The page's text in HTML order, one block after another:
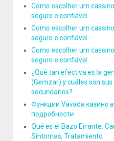
Como escolher um
seguro e confiável
Como escolher um
seguro e confiável
Como escolher um
seguro e confiável
¿Qué tan efectiva es la
(Gemzar) y cuáles son
secundarios?
Функции Vavada казино
подробности
Qué es el Bazo Errante:
Síntomas, Tratamiento